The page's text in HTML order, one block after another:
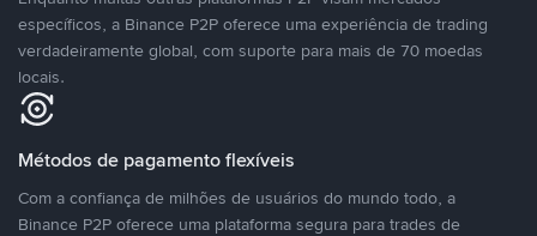
específicos, a Binance P2P oferece uma experiência de trading
verdadeiramente global, com suporte para mais de 70 moedas
locais.
Métodos de pagamento flexíveis
Com a confiança de milhões de usuários do mundo todo, a
Binance P2P oferece uma plataforma segura para trades de